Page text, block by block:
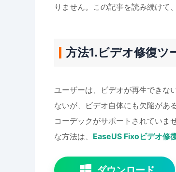
りません。この記事を読み続けて
方法1.ビデオ修復ツ
ユーザーは、ビデオが再生できな
ないが、ビデオ自体にも欠陥があ
コーデックがサポートされていま
な方法は、 EaseUS Fixoビデオ修